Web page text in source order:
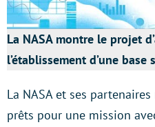
La NASA montre le projet
l’établissement d’une base
La NASA et ses
prêts pour une mission